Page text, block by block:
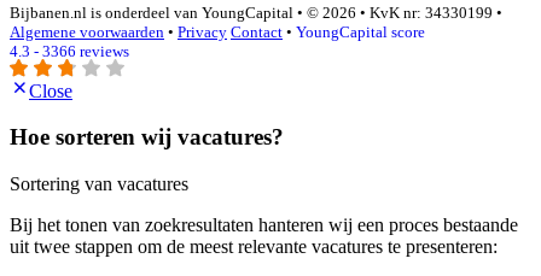
Bijbanen.nl is onderdeel van YoungCapital • © 2026 • KvK nr: 34330199 •
Algemene voorwaarden • Privacy Contact • YoungCapital score
4.3 - 3366 reviews
Close
Hoe sorteren wij vacatures?
Sortering van vacatures
Bij het tonen van zoekresultaten hanteren wij een proces bestaande
uit twee stappen om de meest relevante vacatures te presenteren: